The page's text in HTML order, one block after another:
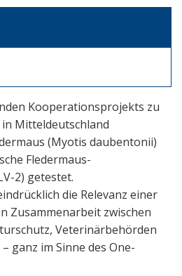
Kooperationsprojekts zu
Mitteldeutschland
(Myotis daubentonii)
Fledermaus-
2) getestet.
die Relevanz einer
Zusammenarbeit zwischen
Veterinärbehörden
ganz im Sinne des One-